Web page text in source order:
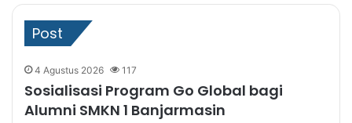
Post
4 Agustus 2026 117
Sosialisasi Program Go Global bagi
Alumni SMKN 1 Banjarmasin